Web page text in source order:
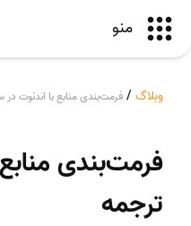
منو
وبلاگ / فرمت‌بندی منابع با اندنوت در
فرمت‌بندی
ترجمه